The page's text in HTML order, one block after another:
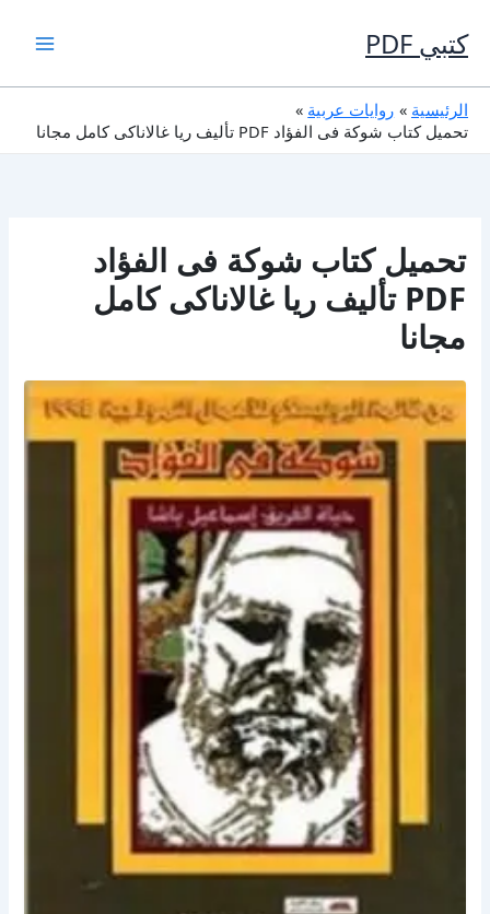
إلى
المحتوى
كتبي PDF
الرئيسية
روايات عربية
تحميل كتاب شوكة فى الفؤاد PDF تأليف ريا غالاناكى كامل مجانا
تحميل كتاب شوكة فى الفؤاد
PDF تأليف ريا غالاناكى كامل
مجانا